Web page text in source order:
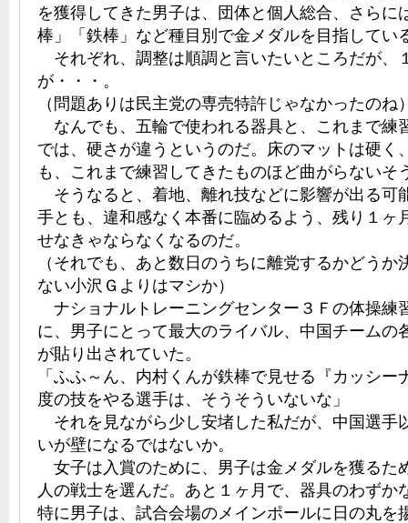
を獲得してきた男子は、団体と個人総合、さらに
棒」「鉄棒」など種目別で金メダルを目指してい
それぞれ、調整は順調と言いたいところだが、
が・・・。
（問題ありは民主党の専売特許じゃなかったのね
なんでも、五輪で使われる器具と、これまで練
では、硬さが違うというのだ。床のマットは硬く
も、これまで練習してきたものほど曲がらないそ
そうなると、着地、離れ技などに影響が出る可
手とも、違和感なく本番に臨めるよう、残り１ヶ
せなきゃならなくなるのだ。
（それでも、あと数日のうちに離党するかどうか
ない小沢Ｇよりはマシか）
ナショナルトレーニングセンター３Ｆの体操練
に、男子にとって最大のライバル、中国チームの
が貼り出されていた。
「ふふ～ん、内村くんが鉄棒で見せる『カッシー
度の技をやる選手は、そうそういないな」
それを見ながら少し安堵した私だが、中国選手
いが壁になるではないか。
女子は入賞のために、男子は金メダルを獲るた
人の戦士を選んだ。あと１ヶ月で、器具のわずか
特に男子は、試合会場のメインポールに日の丸を